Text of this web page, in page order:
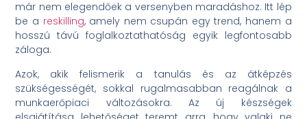
már nem elegendőek a versenyben maradáshoz. Itt lép
be a reskilling, amely nem csupán egy trend, hanem a
hosszú távú foglalkoztathatóság egyik legfontosabb
záloga.
Azok, akik felismerik a tanulás és az átképzés
szükségességét, sokkal rugalmasabban reagálnak a
munkaerőpiaci változásokra. Az új készségek